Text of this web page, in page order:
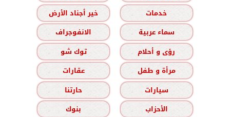
خدمات
خير أجناد الأرض
سماء عربية
الانفوجراف
رؤى و أحلام
توك شو
مرأة و طفل
عقارات
سيارات
حارتنا
الأحزاب
بنوك